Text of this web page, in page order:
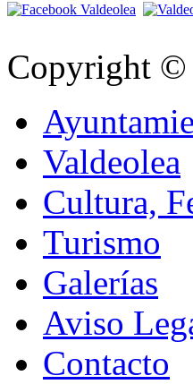
Copyright ©
Valdeolea
Cultura,
Turismo
Galerías
Aviso
Contacto